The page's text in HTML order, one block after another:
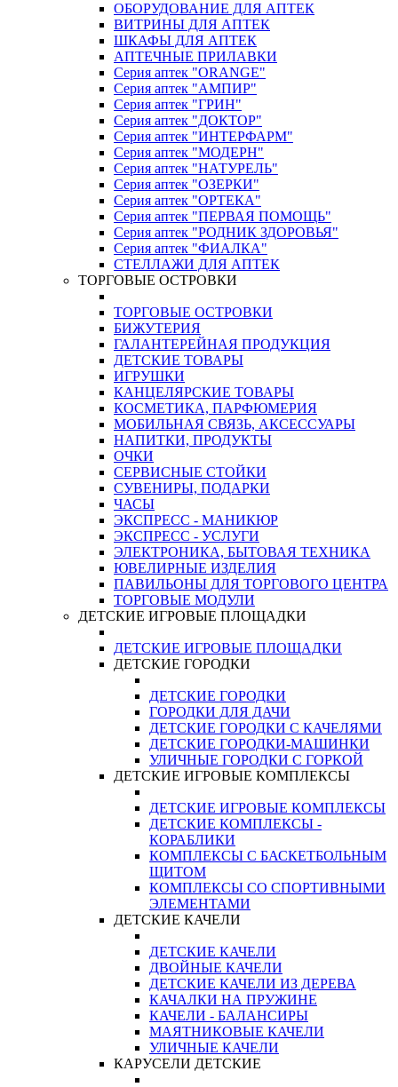
ОБОРУДОВАНИЕ ДЛЯ АПТЕК
ВИТРИНЫ ДЛЯ АПТЕК
ШКАФЫ ДЛЯ АПТЕК
АПТЕЧНЫЕ ПРИЛАВКИ
Серия аптек "ORANGE"
Серия аптек "АМПИР"
Серия аптек "ГРИН"
Серия аптек "ДОКТОР"
Серия аптек "ИНТЕРФАРМ"
Серия аптек "МОДЕРН"
Серия аптек "НАТУРЕЛЬ"
Серия аптек "ОЗЕРКИ"
Серия аптек "ОРТЕКА"
Серия аптек "ПЕРВАЯ ПОМОЩЬ"
Серия аптек "РОДНИК ЗДОРОВЬЯ"
Серия аптек "ФИАЛКА"
СТЕЛЛАЖИ ДЛЯ АПТЕК
ТОРГОВЫЕ ОСТРОВКИ
ТОРГОВЫЕ ОСТРОВКИ
БИЖУТЕРИЯ
ГАЛАНТЕРЕЙНАЯ ПРОДУКЦИЯ
ДЕТСКИЕ ТОВАРЫ
ИГРУШКИ
КАНЦЕЛЯРСКИЕ ТОВАРЫ
КОСМЕТИКА, ПАРФЮМЕРИЯ
МОБИЛЬНАЯ СВЯЗЬ, АКСЕССУАРЫ
НАПИТКИ, ПРОДУКТЫ
ОЧКИ
СЕРВИСНЫЕ СТОЙКИ
СУВЕНИРЫ, ПОДАРКИ
ЧАСЫ
ЭКСПРЕСС - МАНИКЮР
ЭКСПРЕСС - УСЛУГИ
ЭЛЕКТРОНИКА, БЫТОВАЯ ТЕХНИКА
ЮВЕЛИРНЫЕ ИЗДЕЛИЯ
ПАВИЛЬОНЫ ДЛЯ ТОРГОВОГО ЦЕНТРА
ТОРГОВЫЕ МОДУЛИ
ДЕТСКИЕ ИГРОВЫЕ ПЛОЩАДКИ
ДЕТСКИЕ ИГРОВЫЕ ПЛОЩАДКИ
ДЕТСКИЕ ГОРОДКИ
ДЕТСКИЕ ГОРОДКИ
ГОРОДКИ ДЛЯ ДАЧИ
ДЕТСКИЕ ГОРОДКИ С КАЧЕЛЯМИ
ДЕТСКИЕ ГОРОДКИ-МАШИНКИ
УЛИЧНЫЕ ГОРОДКИ С ГОРКОЙ
ДЕТСКИЕ ИГРОВЫЕ КОМПЛЕКСЫ
ДЕТСКИЕ ИГРОВЫЕ КОМПЛЕКСЫ
ДЕТСКИЕ КОМПЛЕКСЫ -
КОРАБЛИКИ
КОМПЛЕКСЫ С БАСКЕТБОЛЬНЫМ
ЩИТОМ
КОМПЛЕКСЫ СО СПОРТИВНЫМИ
ЭЛЕМЕНТАМИ
ДЕТСКИЕ КАЧЕЛИ
ДЕТСКИЕ КАЧЕЛИ
ДВОЙНЫЕ КАЧЕЛИ
ДЕТСКИЕ КАЧЕЛИ ИЗ ДЕРЕВА
КАЧАЛКИ НА ПРУЖИНЕ
КАЧЕЛИ - БАЛАНСИРЫ
МАЯТНИКОВЫЕ КАЧЕЛИ
УЛИЧНЫЕ КАЧЕЛИ
КАРУСЕЛИ ДЕТСКИЕ